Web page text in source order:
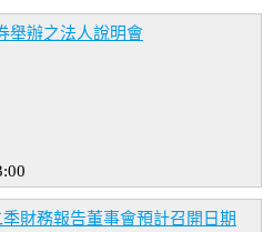
舉辦之法人說明會
財務報告董事會預計召開日期